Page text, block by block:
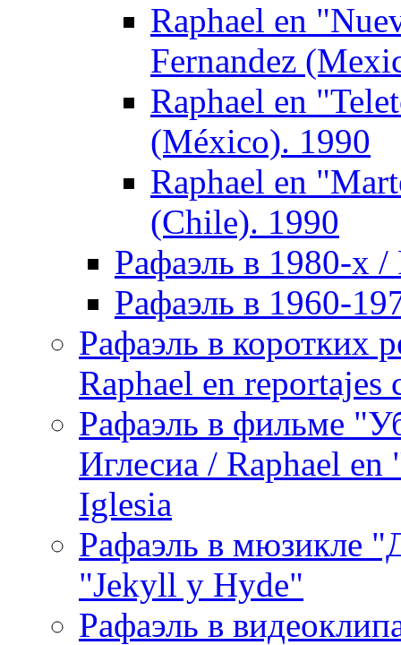
Raphael en
Fernandez
Raphael en
(México). 1990
Raphael en
(Chile). 1990
Рафаэль в 1980-х /
Рафаэль в 1960-
Рафаэль в коротких
Raphael en reportajes
Рафаэль в фильме
Иглесиа / Raphael
Iglesia
Рафаэль в мюзикле
"Jekyll y Hyde"
Рафаэль в